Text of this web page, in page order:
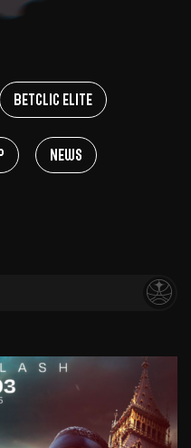
Betclic Elite
News